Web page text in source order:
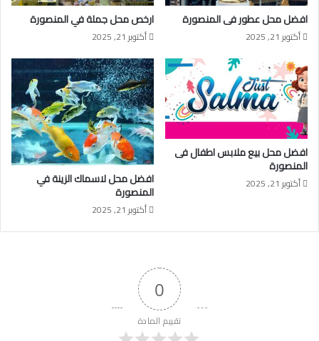
افضل محل عطور فى المنصورة
أكتوبر 21, 2025
ارخص محل جملة في المنصورة
أكتوبر 21, 2025
افضل محل بيع ملابس اطفال فى
المنصورة
أكتوبر 21, 2025 افضل محل لاسماك الزينة في
المنصورة
أكتوبر 21, 2025
0
تقييم المادة